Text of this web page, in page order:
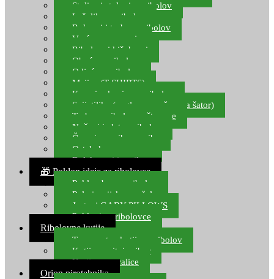
Stolice i stolovi za ribolov
Ležaljke za ribolov
Ruksaci i torbe za ribolov
Vreće za spavanje
Ribolovni kišobrani
Obuća za ribolov
Odjeća za ribolov
Majice (T-SHIRTS)
Kape i rukavice za ribolov
Svijetiljke (naglavne, ručne, za šator)
Torbe za ribolovne štapove
Noževi i alat za ribolov
Čamci za prihranu ribe
Ostala kamp oprema
Dalekozori i optika
🎁 Poklon ideje za ribolovce
Poklon bon za ribolov
Polarizacijske naočale
Jastuci GABY PILLOWS
Pokloni za ribolovce
Ribolovne kutije
Transportne kutije za ribolov
Kutije za sitni pribor
Kutije za varalice
Orion pirotehnika